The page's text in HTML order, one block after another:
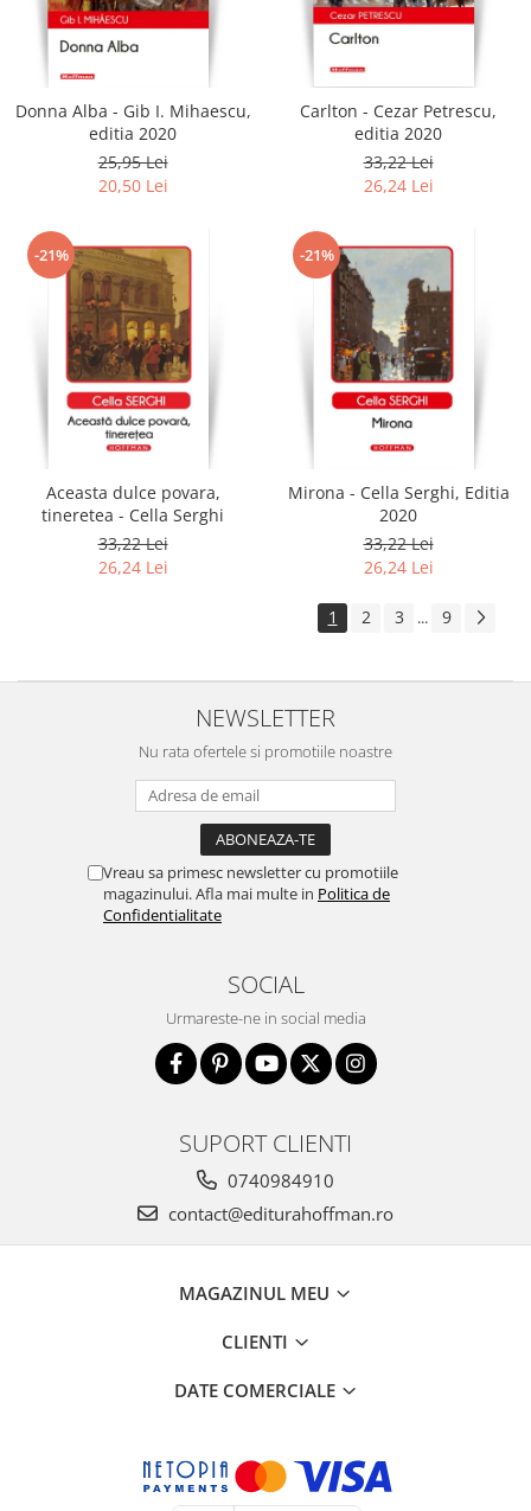
Donna Alba - Gib I. Mihaescu,
editia 2020
25,95 Lei
20,50 Lei
Carlton - Cezar Petrescu,
editia 2020
33,22 Lei
26,24 Lei
-21%
Aceasta dulce povara,
tineretea - Cella Serghi
33,22 Lei
26,24 Lei
-21%
Mirona - Cella Serghi, Editia
2020
33,22 Lei
26,24 Lei
1 2 3 ... 9
NEWSLETTER
Nu rata ofertele si promotiile noastre
Vreau sa primesc newsletter cu promotiile
magazinului. Afla mai multe in Politica de
Confidentialitate
SOCIAL
Urmareste-ne in social media
SUPORT CLIENTI
0740984910
contact@editurahoffman.ro
MAGAZINUL MEU
CLIENTI
DATE COMERCIALE